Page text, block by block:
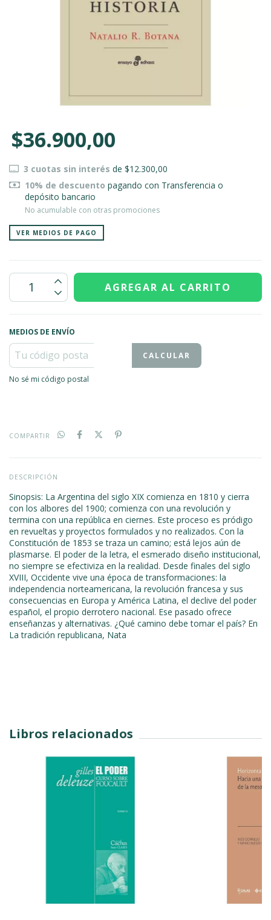
$36.900,00
3 cuotas sin interés de $12.300,00
10% de descuento pagando con Transferencia o
depósito bancario
No acumulable con otras promociones
VER MEDIOS DE PAGO
MEDIOS DE ENVÍO
CALCULAR
No sé mi código postal
COMPARTIR
DESCRIPCIÓN
Sinopsis: La Argentina del siglo XIX comienza en 1810 y cierra
con los albores del 1900; comienza con una revolución y
termina con una república en ciernes. Este proceso es pródigo
en revueltas y proyectos formulados y no realizados. Con la
Constitución de 1853 se traza un camino; está lejos aún de
plasmarse. El poder de la letra, el esmerado diseño institucional,
no siempre se efectiviza en la realidad. Desde finales del siglo
XVIII, Occidente vive una época de transformaciones: la
independencia norteamericana, la revolución francesa y sus
consecuencias en Europa y América Latina, el declive del poder
español, el propio derrotero nacional. Ese pasado ofrece
enseñanzas y alternativas. ¿Qué camino debe tomar el país? En
La tradición republicana, Nata
Libros relacionados